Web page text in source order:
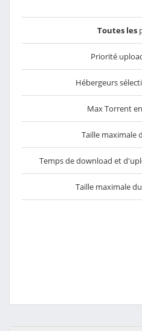
Toutes les
Priorité
Hébergeurs
Max Torrent
Taille maximale
Temps de download et
Taille maximale